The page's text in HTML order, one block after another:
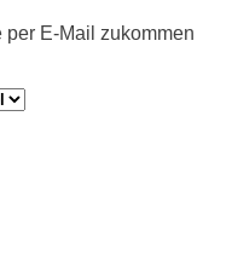
per E-Mail zukommen